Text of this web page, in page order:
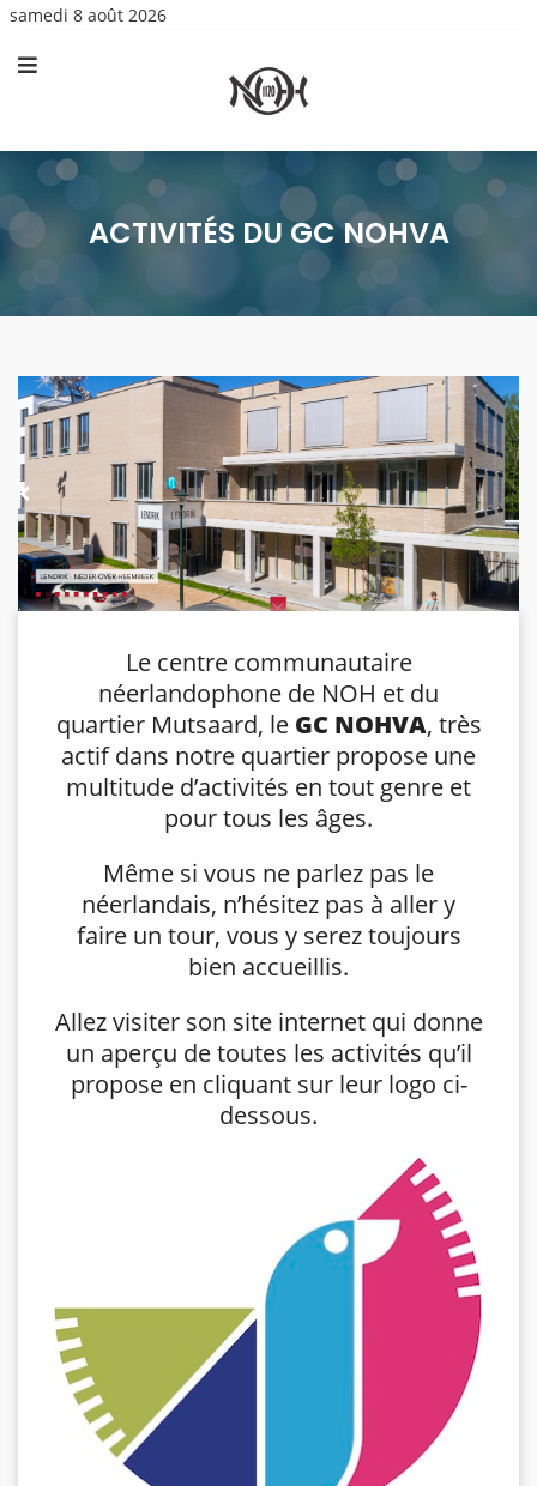
samedi 8 août 2026
ACTIVITÉS DU GC NOHVA
Le centre communautaire
néerlandophone de NOH et du
quartier Mutsaard, le GC NOHVA, très
actif dans notre quartier propose une
multitude d’activités en tout genre et
pour tous les âges.
Même si vous ne parlez pas le
néerlandais, n’hésitez pas à aller y
faire un tour, vous y serez toujours
bien accueillis.
Allez visiter son site internet qui donne
un aperçu de toutes les activités qu’il
propose en cliquant sur leur logo ci-
dessous.